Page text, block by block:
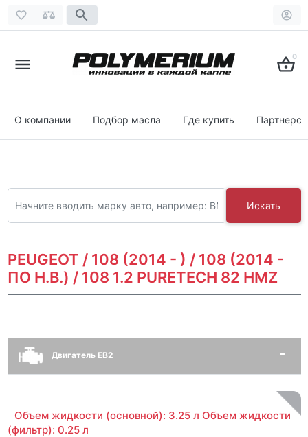
0
О компании Подбор масла Где купить
Искать
PEUGEOT / 108 (2014 - ) / 108 (2014 -
ПО Н.В.) / 108 1.2 PURETECH 82 HMZ
Двигатель EB2
Объем жидкости (основной): 3.25 л Объем жидкости
(фильтр): 0.25 л